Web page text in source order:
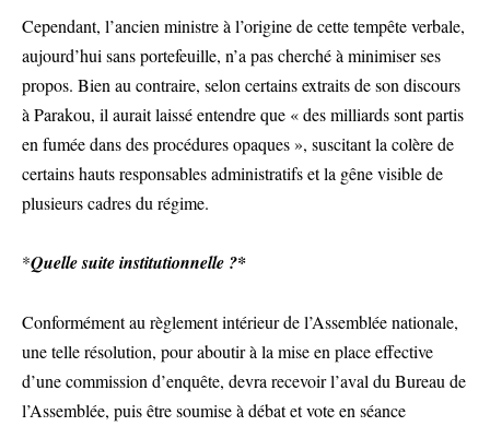
Cependant, l’ancien ministre à l’origine de cette tempête verbale,
aujourd’hui sans portefeuille, n’a pas cherché à minimiser ses
propos. Bien au contraire, selon certains extraits de son discours
à Parakou, il aurait laissé entendre que « des milliards sont partis
en fumée dans des procédures opaques », suscitant la colère de
certains hauts responsables administratifs et la gêne visible de
plusieurs cadres du régime.
*Quelle suite institutionnelle ?*
Conformément au règlement intérieur de l’Assemblée nationale,
une telle résolution, pour aboutir à la mise en place effective
d’une commission d’enquête, devra recevoir l’aval du Bureau de
l’Assemblée, puis être soumise à débat et vote en séance